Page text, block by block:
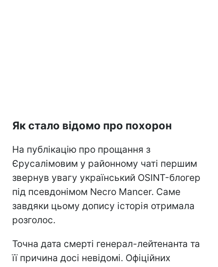
Як стало відомо про похорон
На публікацію про прощання з
Єрусалімовим у районному чаті першим
звернув увагу український OSINT-блогер
під псевдонімом Necro Mancer. Саме
завдяки цьому допису історія отримала
розголос.
Точна дата смерті генерал-лейтенанта та
її причина досі невідомі. Офіційних